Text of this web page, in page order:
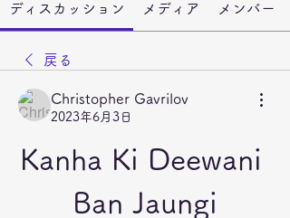
ディスカッション メディア メンバー
戻る
Christopher Gavrilov
2023年6月3日
Kanha Ki Deewani
Ban Jaungi